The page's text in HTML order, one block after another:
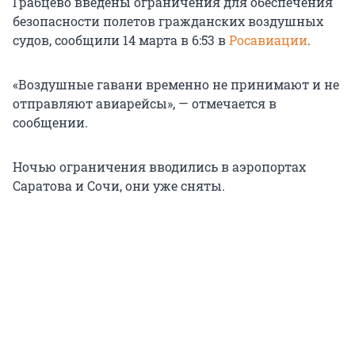
безопасности полетов гражданских воздушных
судов, сообщили 14 марта в 6:53 вРосавиации.
«Воздушные гавани временно не принимают и не
отправляют авиарейсы», — отмечается в
сообщении.
Ночью ограничения вводились в аэропортах
Саратова и Сочи, они уже сняты.